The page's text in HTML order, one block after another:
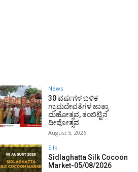
News
30 ವರ್ಷಗಳ ಬಳಿಕ
ಗ್ರಾಮದೇವತೆಗಳ ಜಾತ್ರಾ
ಮಹೋತ್ಸವ, ತಂಬಿಟ್ಟಿನ
ದೀಪೋತ್ಸವ
August 5, 2026
Silk
Sidlaghatta Silk Cocoon
Market-05/08/2026